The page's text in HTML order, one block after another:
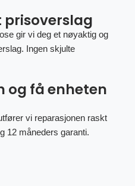
prisoverslag
gir vi deg et nøyaktig og
Ingen skjulte
og få enheten
vi reparasjonen raskt
12 måneders garanti.